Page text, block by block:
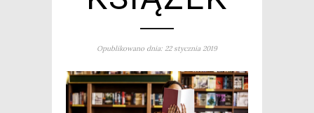
Opublikowano dnia: 22 stycznia 2019